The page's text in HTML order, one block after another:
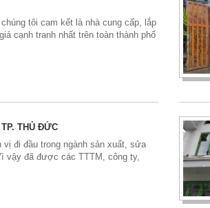
tôi cam kết là nhà cung cấp, lắp
cạnh tranh nhất trên toàn thành phố
THỦ ĐỨC
vị đi đầu trong ngành sản xuất, sửa
vậy đã được các TTTM, công ty,